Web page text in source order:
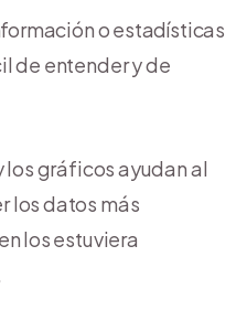
o estadísticas
de entender y de
gráficos ayudan al
los datos más
los estuviera